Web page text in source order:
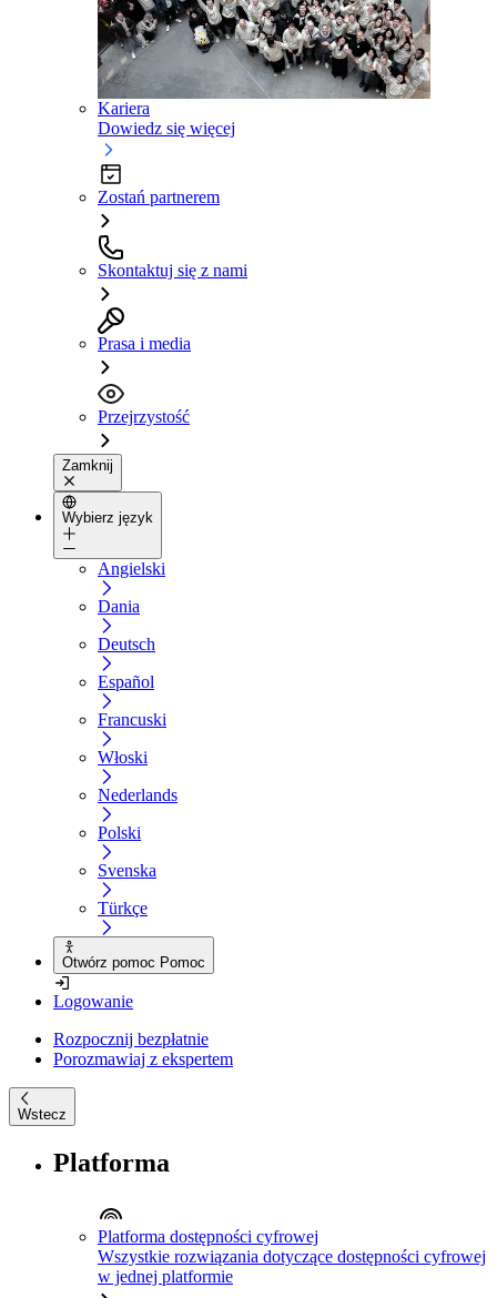
Kariera
Dowiedz się więcej
Zostań partnerem
Skontaktuj się z nami
Prasa i media
Przejrzystość
Zamknij
Wybierz język
Angielski
Dania
Deutsch
Español
Francuski
Włoski
Nederlands
Polski
Svenska
Türkçe
Otwórz pomoc Pomoc
Logowanie
Rozpocznij bezpłatnie
Porozmawiaj z ekspertem
Wstecz
Platforma
Platforma dostępności cyfrowej
Wszystkie rozwiązania dotyczące dostępności cyfrowej
w jednej platformie